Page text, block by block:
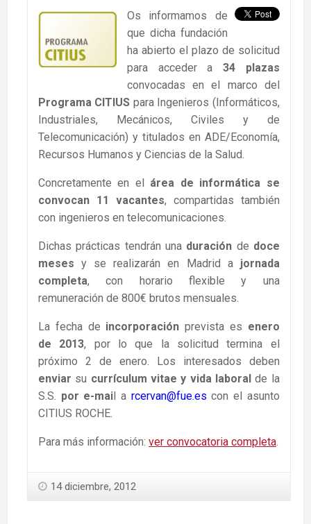
Os informamos de
que dicha fundación
ha abierto el plazo de solicitud
para acceder a34 plazas
convocadas en el marco del
Programa CITIUS para Ingenieros (Informáticos,
Industriales, Mecánicos, Civiles y de
Telecomunicación) y titulados en ADE/Economía,
Recursos Humanos y Ciencias de la Salud.
Concretamente en el área de informática se
convocan 11 vacantes, compartidas también
con ingenieros en telecomunicaciones.
Dichas prácticas tendrán una duración de doce
meses y se realizarán en Madrid a jornada
completa, con horario flexible y una
remuneración de 800€ brutos mensuales.
La fecha de incorporación prevista es enero
de 2013, por lo que la solicitud termina el
próximo 2 de enero. Los interesados deben
enviar su currículum vitae y vida laboral de la
S.S. por e-mail a rcervan@fue.es con el asunto
CITIUS ROCHE.
Para más información: ver convocatoria completa.
14 diciembre, 2012